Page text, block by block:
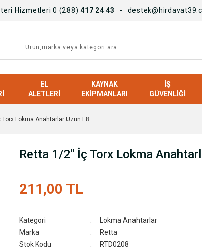
Hizmetleri 0 (288) 417 24 43
EL
ALETLERI
KAYNAK
EKIPMANLARI
İŞ
GÜVENLIĞI
Lokma Anahtarlar Uzun E8
Retta 1/2'' İç Torx Lokma
211,00 TL
Kategori
Lokma Anahtarlar
Marka
Retta
Stok Kodu
RTD0208